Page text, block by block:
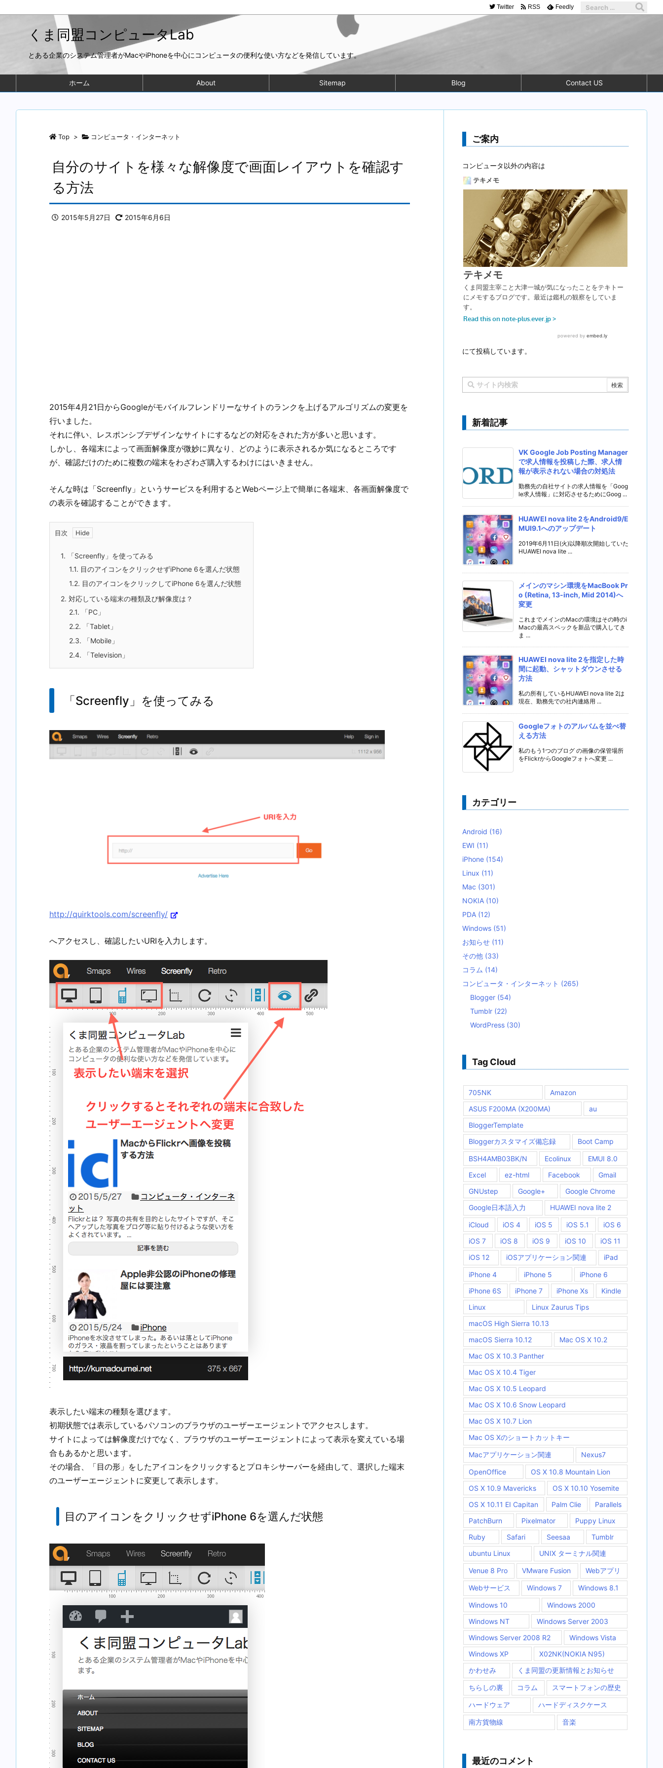
くま同盟コンピュータLab
とある企業のシステム管理者がMacやiPhoneを中心にコンピュータの便利な使い方などを発信しています。
ホーム About Sitemap Blog Contact US
Twitter RSS Feedly
Top > コンピュータ・インターネット
自分のサイトを様々な解像度で画面レイアウトを確認す
る方法
2015年5月27日 2015年6月6日
2015年4月21日からGoogleがモバイルフレンドリーなサイトのランクを上げるアルゴリズムの変更を
行いました。
それに伴い、レスポンシブデザインなサイトにするなどの対応をされた方が多いと思います。
しかし、各端末によって画面解像度が微妙に異なり、どのように表示されるか気になるところです
が、確認だけのために複数の端末をわざわざ購入するわけにはいきません。
そんな時は「Screenfly」というサービスを利用するとWebページ上で簡単に各端末、各画面解像度で
の表示を確認することができます。
目次
1. 「Screenfly」を使ってみる
1.1. 目のアイコンをクリックせずiPhone 6を選んだ状態
1.2. 目のアイコンをクリックしてiPhone 6を選んだ状態
2. 対応している端末の種類及び解像度は？
2.1. 「PC」
2.2. 「Tablet」
2.3. 「Mobile」
2.4. 「Television」
「Screenfly」を使ってみる
http://quirktools.com/screenfly/
へアクセスし、確認したいURIを入力します。
表示したい端末の種類を選びます。
初期状態では表示しているパソコンのブラウザのユーザーエージェントでアクセスします。
サイトによっては解像度だけでなく、ブラウザのユーザーエージェントによって表示を変えている場
合もあるかと思います。
その場合、「目の形」をしたアイコンをクリックするとプロキシサーバーを経由して、選択した端末
のユーザーエージェントに変更して表示します。
目のアイコンをクリックせずiPhone 6を選んだ状態
ご案内
コンピュータ以外の内容は
にて投稿しています。
新着記事
VK Google Job Posting Manager
で求人情報を投稿した際、求人情
報が表示されない場合の対処法
勤務先の自社サイトの求人情報を「Goog
le求人情報」に対応させるためにGoog ...
HUAWEI nova lite 2をAndroid9/E
MUI9.1へのアップデート
2019年6月11日(火)以降順次開始していた
HUAWEI nova lite ...
メインのマシン環境をMacBook Pr
o (Retina, 13-inch, Mid 2014)へ
変更
これまでメインのMacの環境はその時のi
Macの最高スペックを新品で購入してき
ま ...
HUAWEI nova lite 2を指定した時
間に起動、シャットダウンさせる
方法
私の所有しているHUAWEI nova lite 2は
現在、勤務先での社内連絡用 ...
Googleフォトのアルバムを並べ替
える方法
私のもう1つのブログ の画像の保管場所
をFlickrからGoogleフォトへ変更 ...
カテゴリー
Android (16)
EWI (11)
iPhone (154)
Linux (11)
Mac (301)
NOKIA (10)
PDA (12)
Windows (51)
お知らせ (11)
その他 (33)
コラム (14)
コンピュータ・インターネット (265)
Blogger (54)
Tumblr (22)
WordPress (30)
Tag Cloud
705NK
Amazon
ASUS F200MA (X200MA)
au
BloggerTemplate
Bloggerカスタマイズ備忘録
Boot Camp
BSH4AMB03BK/N Ecolinux
EMUI 8.0
Excel
ez-html Facebook
Gmail
GNUstep
Google+
Google Chrome
Google日本語入力
HUAWEI nova lite 2
iCloud iOS 4 iOS 5 iOS 5.1
iOS 6
iOS 7
iOS 8 iOS 9 iOS 10
iOS 11
iOS 12
iOSアプリケーション関連 iPad
iPhone 4 iPhone 5
iPhone 6
iPhone 6S
iPhone 7 iPhone Xs
Kindle
Linux
Linux Zaurus Tips
macOS High Sierra 10.13
macOS Sierra 10.12
Mac OS X 10.2
Mac OS X 10.3 Panther
Mac OS X 10.4 Tiger
Mac OS X 10.5 Leopard
Mac OS X 10.6 Snow Leopard
Mac OS X 10.7 Lion
Mac OS Xのショートカットキー
Macアプリケーション関連 Nexus7
OpenOffice
OS X 10.8 Mountain Lion
OS X 10.9 Mavericks
OS X 10.10 Yosemite
OS X 10.11 EI Capitan
Palm Clie
Parallels
PatchBurn
Pixelmator
Puppy Linux
Ruby
Safari Seesaa
Tumblr
ubuntu Linux
UNIX ターミナル関連
Venue 8 Pro VMware Fusion Webアプリ
Webサービス Windows 7 Windows 8.1
Windows 10
Windows 2000
Windows NT
Windows Server 2003
Windows Server 2008 R2
Windows Vista
Windows XP
X02NK(NOKIA N95)
かわせみ
くま同盟の更新情報とお知らせ
ちらしの裏 コラム スマートフォンの歴史
ハードウェア ハードディスクケース
南方貨物線 音楽
最近のコメント